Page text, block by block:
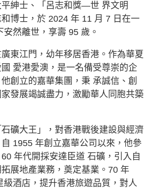
紳士、「呂志和獎—世 界文明
博士，於 2024 年 11 月 7 日在一
然離世，享壽 95 歲。
東江門，幼年移居香港。作為華夏
愛港愛澳，是一名備受尊崇的企
創立的嘉華集團，秉 承誠信、創
發展竭誠盡力，激勵華人同胞共築
礦大王」，對香港戰後建設與經濟
1955 年創立嘉華公司以來，他參
年代開採安達臣道 石礦，引入自
展地產業務，奠定基業。70 年
級酒店，提升香港旅遊品質，對人